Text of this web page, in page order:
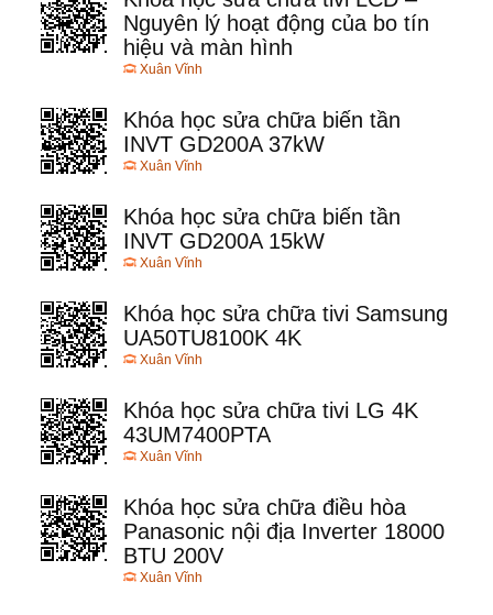
Nguyên lý hoạt động của bo tín
hiệu và màn hình
Xuân Vĩnh
Khóa học sửa chữa biến tần
INVT GD200A 37kW
Xuân Vĩnh
Khóa học sửa chữa biến tần
INVT GD200A 15kW
Xuân Vĩnh
Khóa học sửa chữa tivi Samsung
UA50TU8100K 4K
Xuân Vĩnh
Khóa học sửa chữa tivi LG 4K
43UM7400PTA
Xuân Vĩnh
Khóa học sửa chữa điều hòa
Panasonic nội địa Inverter 18000
BTU 200V
Xuân Vĩnh